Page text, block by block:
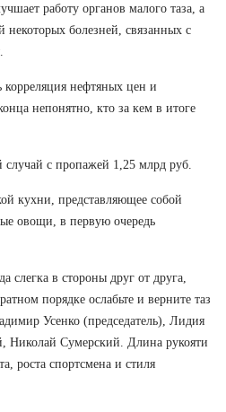
работу органов малого таза, а
некоторых болезней, связанных с
нефтяных цен и
непонятно, кто за кем в итоге
случай с пропажей 1,25 млрд руб.
кухни, представляющее собой
овощи, в первую очередь
слегка в стороны друг от друга,
порядке ослабьте и верните таз
Усенко (председатель), Лидия
Николай Сумерский. Длина рукояти
роста спортсмена и стиля